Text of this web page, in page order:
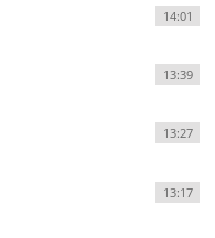
14:01
13:39
13:27
13:17